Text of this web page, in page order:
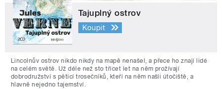
Tajuplný ostrov
Koupit
Lincolnův ostrov nikdo nikdy na mapě nenašel, a přece ho znají lidé
na celém světě. Už déle než sto třicet let na něm prožívají
dobrodružství s pěticí trosečníků, kteří na něm našli útočiště, a
hlavně nejedno tajemství.